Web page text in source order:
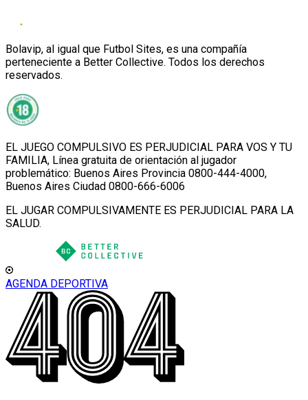
Bolavip, al igual que Futbol Sites, es una compañía
perteneciente a Better Collective. Todos los derechos
reservados.
EL JUEGO COMPULSIVO ES PERJUDICIAL PARA VOS Y TU
FAMILIA, Línea gratuita de orientación al jugador
problemático: Buenos Aires Provincia 0800-444-4000,
Buenos Aires Ciudad 0800-666-6006
EL JUGAR COMPULSIVAMENTE ES PERJUDICIAL PARA LA
SALUD.
AGENDA DEPORTIVA